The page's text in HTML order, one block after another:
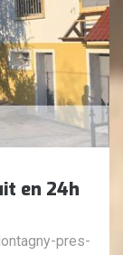
en 24h
pres-